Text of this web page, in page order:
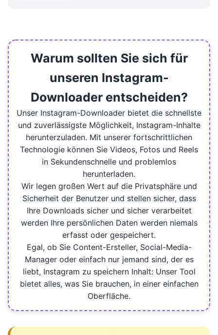
privat Konten sind geschützt und können daher
nicht heruntergeladen werden.
Warum sollten Sie sich für
unseren Instagram-
Downloader entscheiden?
Unser Instagram-Downloader bietet die schnellste
und zuverlässigste Möglichkeit, Instagram-Inhalte
herunterzuladen. Mit unserer fortschrittlichen
Technologie können Sie Videos, Fotos und Reels
in Sekundenschnelle und problemlos
herunterladen.
Wir legen großen Wert auf die Privatsphäre und
Sicherheit der Benutzer und stellen sicher, dass
Ihre Downloads sicher und sicher verarbeitet
werden Ihre persönlichen Daten werden niemals
erfasst oder gespeichert.
Egal, ob Sie Content-Ersteller, Social-Media-
Manager oder einfach nur jemand sind, der es
liebt, Instagram zu speichern Inhalt: Unser Tool
bietet alles, was Sie brauchen, in einer einfachen
Oberfläche.